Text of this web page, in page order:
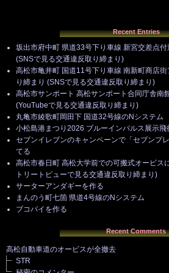
Recent Entries
坂出市府中町 県道33号下り車線 新宮交差点
(SNSで見る交通違反取り締まり)
高松市亀井町 国道11号下り車線 南新町商店
り締まり (SNSで見る交通違反取り締まり)
高松市サンポート 高松サンポート合同庁舎南
(YouTubeで見る交通違反取り締まり)
丸亀市綾歌町岡田下 国道32号線のNシステム
小松島港まつり2026 ブルーインパルス展示飛
セブンイレブンのキャンペーンで「セブンプ
てる
高松市春日町 高松大学前での可搬式オービス
トリートビューで見る交通違反取り締まり)
サーターアンダギーを作る
まんのう町七箇 県道4号線のNシステム
ブコパイを作る
Recent Comments
高松自動車道のオービスが全撤去
STR